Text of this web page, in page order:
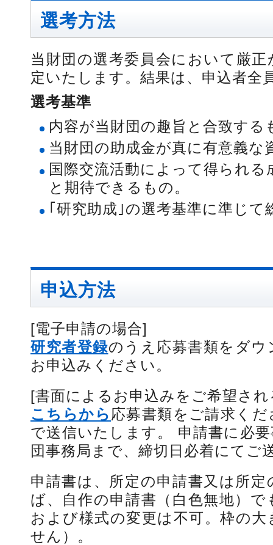
選考方法
当財団の選考委員会において厳
定いたします。結果は、申込者全
選考基準
内容が当財団の趣旨と合致する
当財団の助成金が真に有意義な
国際交流活動によって得られ
と期待できるもの。
｢研究助成｣の選考基準に準じ
申込方法
[電子申請の場合]
研究者登録のうえ応募書類をダ
お申込みください。
[書面によるお申込みをご希望さ
こちらから 応募書類をご請求く
で送信いたします。 申請書に必
団事務局まで、締切日必着にてご
申請書は、所定の申請書又は所
ば、自作の申請書（白色無地）
および様式の変更は不可。枠の
せん）。